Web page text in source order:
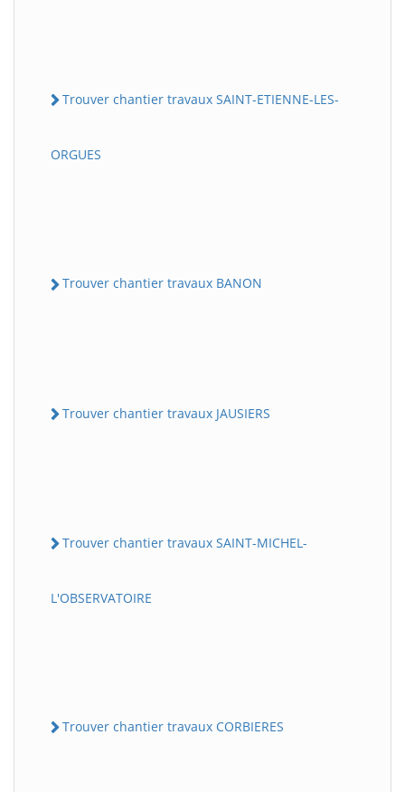
Trouver chantier travaux SAINT-ETIENNE-LES-
ORGUES
Trouver chantier travaux BANON
Trouver chantier travaux JAUSIERS
Trouver chantier travaux SAINT-MICHEL-
L'OBSERVATOIRE
Trouver chantier travaux CORBIERES